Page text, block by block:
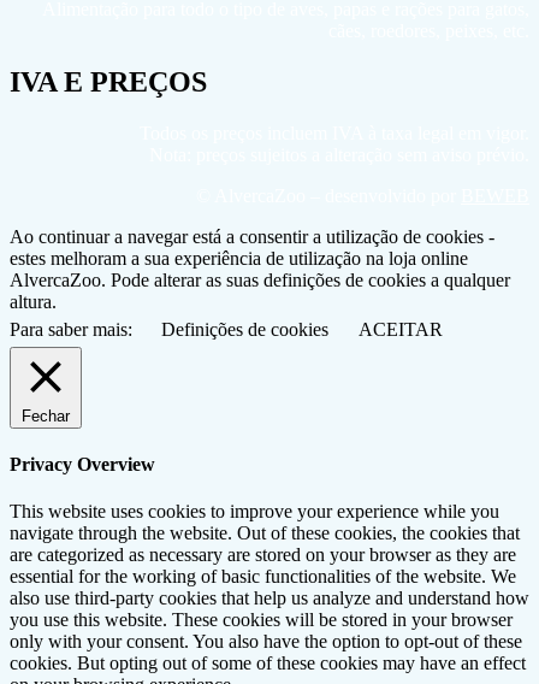
IVA E PREÇOS
Ao continuar a navegar está a consentir a utilização de cookies -
estes melhoram a sua experiência de utilização na loja online
AlvercaZoo. Pode alterar as suas definições de cookies a qualquer
altura.
Para saber mais:
Definições de cookies ACEITAR
Fechar
Privacy Overview
This website uses cookies to improve your experience while you
navigate through the website. Out of these cookies, the cookies that
are categorized as necessary are stored on your browser as they are
essential for the working of basic functionalities of the website. We
also use third-party cookies that help us analyze and understand how
you use this website. These cookies will be stored in your browser
only with your consent. You also have the option to opt-out of these
cookies. But opting out of some of these cookies may have an effect